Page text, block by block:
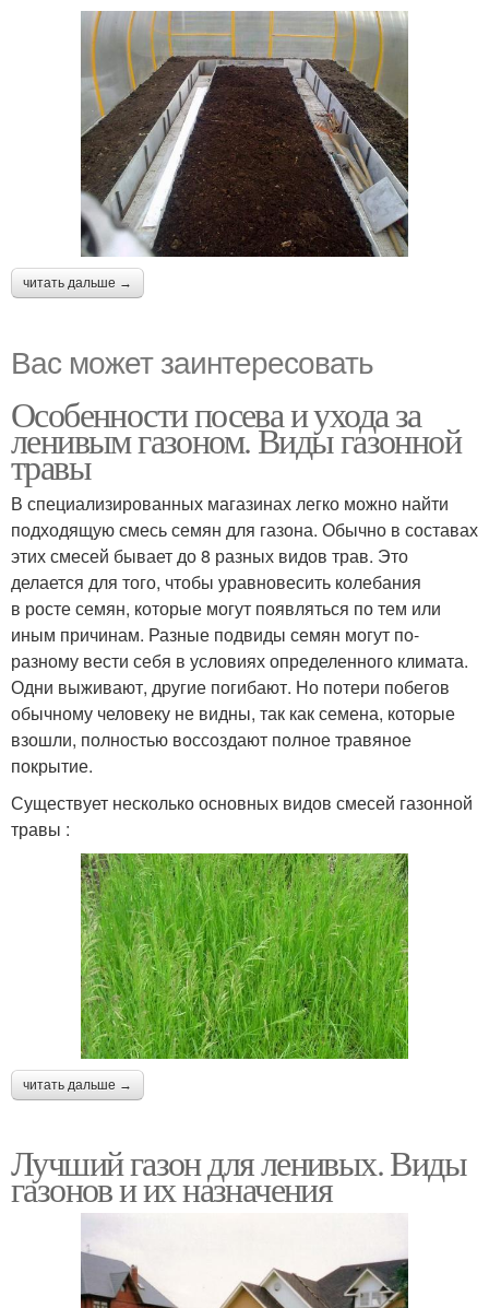
читать дальше →
Вас может заинтересовать
Особенности посева и ухода за
ленивым газоном. Виды газонной
травы
В специализированных магазинах легко можно найти
подходящую смесь семян для газона. Обычно в составах
этих смесей бывает до 8 разных видов трав. Это
делается для того, чтобы уравновесить колебания
в росте семян, которые могут появляться по тем или
иным причинам. Разные подвиды семян могут по-
разному вести себя в условиях определенного климата.
Одни выживают, другие погибают. Но потери побегов
обычному человеку не видны, так как семена, которые
взошли, полностью воссоздают полное травяное
покрытие.
Существует несколько основных видов смесей газонной
травы :
читать дальше →
Лучший газон для ленивых. Виды
газонов и их назначения